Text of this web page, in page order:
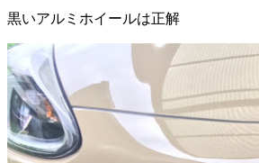
黒いアルミホイールは正解